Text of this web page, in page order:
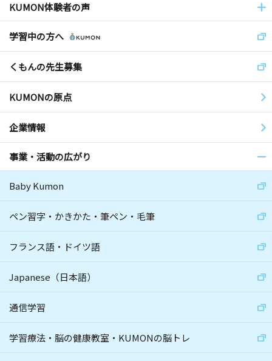
KUMON体験者の声
学習中の方へ
くもんの先生募集
KUMONの原点
企業情報
事業・活動の広がり
Baby Kumon
ペン習字・かきかた・筆ペン・毛筆
フランス語・ドイツ語
Japanese（日本語）
通信学習
学習療法・脳の健康教室・KUMONの脳トレ